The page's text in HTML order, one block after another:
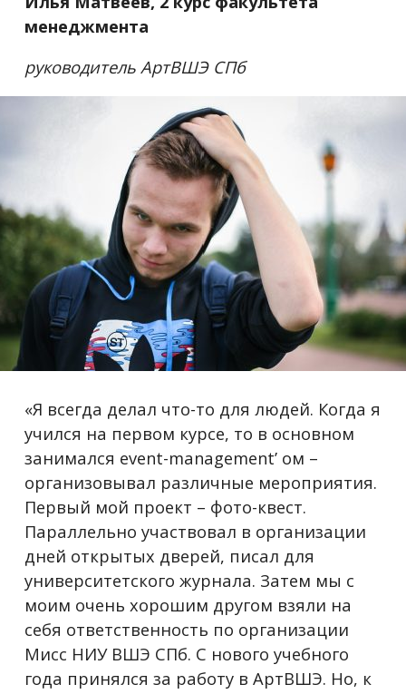
менеджмента
руководитель АртВШЭ СПб
«Я всегда делал что-то для людей. Когда я
учился на первом курсе, то в основном
занимался event-management’ ом –
организовывал различные мероприятия.
Первый мой проект – фото-квест.
Параллельно участвовал в организации
дней открытых дверей, писал для
университетского журнала. Затем мы с
моим очень хорошим другом взяли на
себя ответственность по организации
Мисс НИУ ВШЭ СПб. С нового учебного
года принялся за работу в АртВШЭ. Но, к